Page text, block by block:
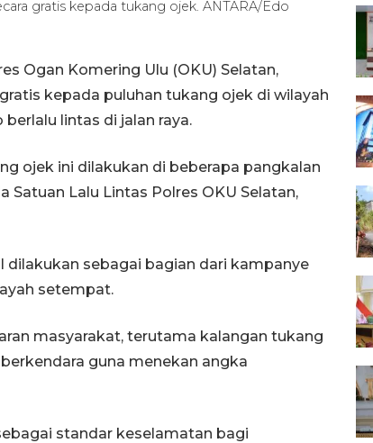
gratis kepada tukang ojek. ANTARA/Edo
Ogan Komering Ulu (OKU) Selatan,
kepada puluhan tukang ojek di wilayah
lintas di jalan raya.
ojek ini dilakukan di beberapa pangkalan
Satuan Lalu Lintas Polres OKU Selatan,
sebagai bagian dari kampanye
setempat.
masyarakat, terutama kalangan tukang
guna menekan angka
standar keselamatan bagi